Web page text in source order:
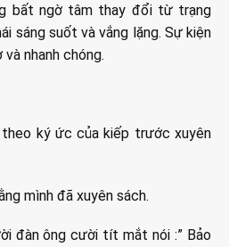
bất ngờ tâm thay đổi từ trạng
sáng suốt và vắng lặng. Sự kiện
nhanh chóng.
ký ức của kiếp trước xuyên
mình đã xuyên sách.
đàn ông cười tít mắt nói :” Bảo